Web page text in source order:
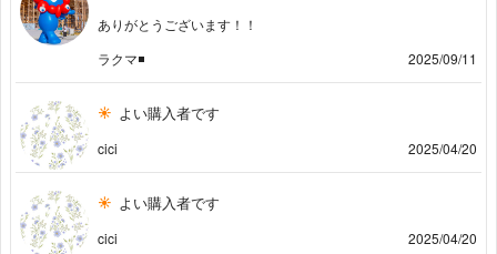
ありがとうございます！！
ラクマ◾️
2025/09/11
よい購入者です
cici 2025/04/20
よい購入者です
cici 2025/04/20